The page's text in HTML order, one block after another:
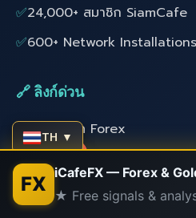
✅24,000+ สมาชิก SiamCafe
✅600+ Network Installations
🔗 ลิงก์ด่วน
📚 สอนเทรด Forex
🤖 EA Forex ฟรี
👤 สมาชิก
TH ▼
FX iCafeFX — Forex &
★ Free signals &
Contact us
Open